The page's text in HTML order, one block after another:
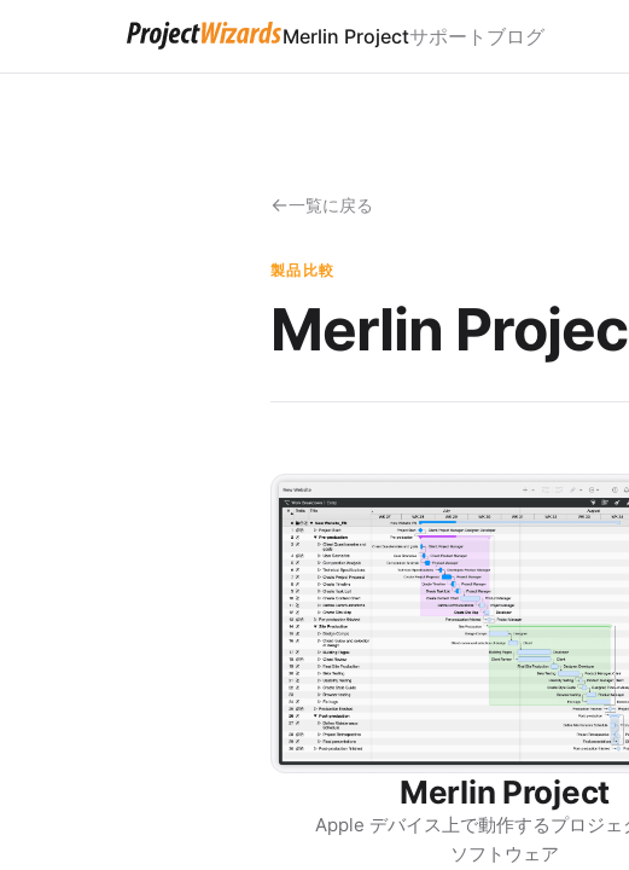
Merlin Projectサポート ブログ
一覧に戻る
製品比較
Merlin
Merlin Project
Apple デバイス上で動作するプロジェ
ソフトウェア